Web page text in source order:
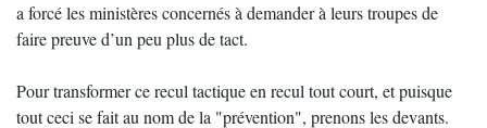
a forcé les ministères concernés à demander à leurs troupes de
faire preuve d’un peu plus de tact.
Pour transformer ce recul tactique en recul tout court, et puisque
tout ceci se fait au nom de la "prévention", prenons les devants.